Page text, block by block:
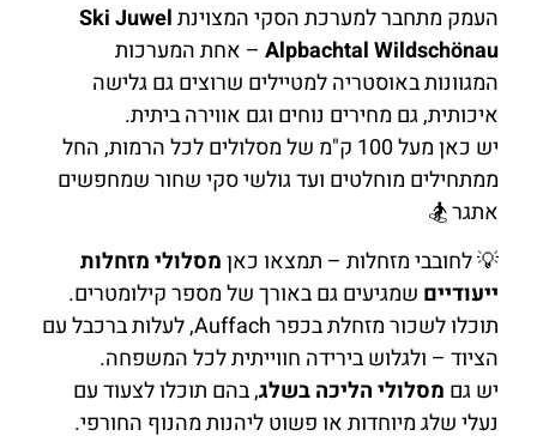
העמק מתחבר למערכת הסקי המצוינתSki Juwel
Alpbachtal Wildschönau – אחת המערכות
המגוונות באוסטריה למטיילים שרוצים גם גלישה
איכותית, גם מחירים נוחים וגם אווירה ביתית.
יש כאן מעל 100 ק"מ של מסלולים לכל הרמות, החל
ממתחילים מוחלטים ועד גולשי סקי שחור שמחפשים
אתגר 🏂
💡 לחובבי מזחלות – תמצאו כאןמסלולי מזחלות
ייעודיים שמגיעים גם באורך של מספר קילומטרים.
תוכלו לשכור מזחלת בכפר Auffach, לעלות ברכבל עם
הציוד – ולגלוש בירידה חווייתית לכל המשפחה.
יש גם מסלולי הליכה בשלג, בהם תוכלו לצעוד עם
נעלי שלג מיוחדות או פשוט ליהנות מהנוף החורפי.